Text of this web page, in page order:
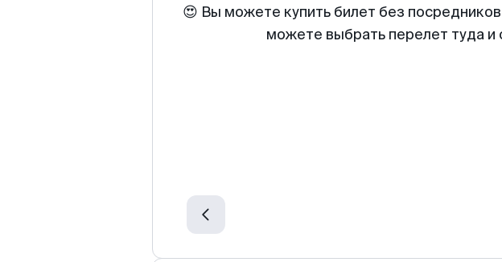
😍 Вы можете купить билет без
можете выбрать перелет туда и